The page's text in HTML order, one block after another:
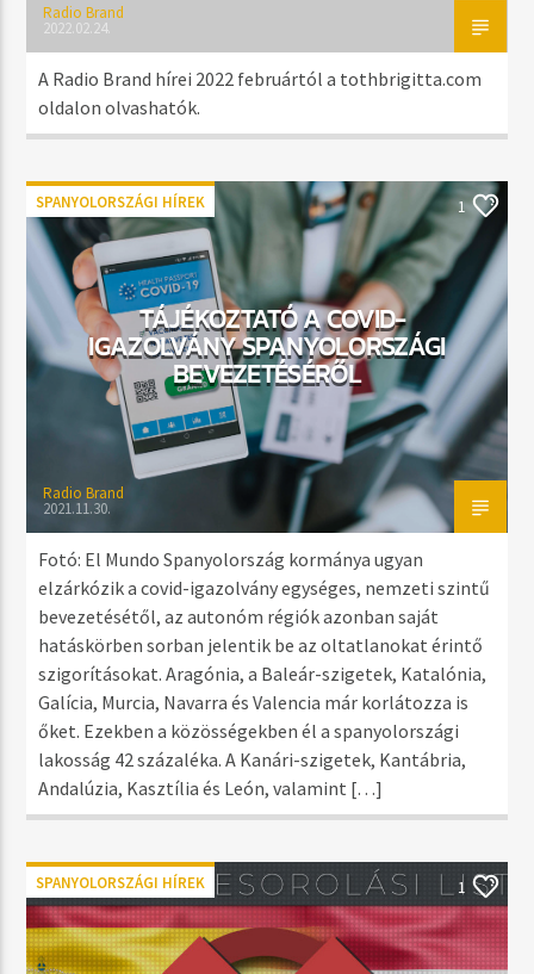
Radio Brand
2022.02.24.
A Radio Brand hírei 2022 februártól a tothbrigitta.com
oldalon olvashatók.
SPANYOLORSZÁGI HÍREK 1
TÁJÉKOZTATÓ A COVID-
IGAZOLVÁNY SPANYOLORSZÁGI
BEVEZETÉSÉRŐL
Radio Brand
2021.11.30.
Fotó: El Mundo Spanyolország kormánya ugyan
elzárkózik a covid-igazolvány egységes, nemzeti szintű
bevezetésétől, az autonóm régiók azonban saját
hatáskörben sorban jelentik be az oltatlanokat érintő
szigorításokat. Aragónia, a Baleár-szigetek, Katalónia,
Galícia, Murcia, Navarra és Valencia már korlátozza is
őket. Ezekben a közösségekben él a spanyolországi
lakosság 42 százaléka. A Kanári-szigetek, Kantábria,
Andalúzia, Kasztília és León, valamint […]
SPANYOLORSZÁGI HÍREK 1